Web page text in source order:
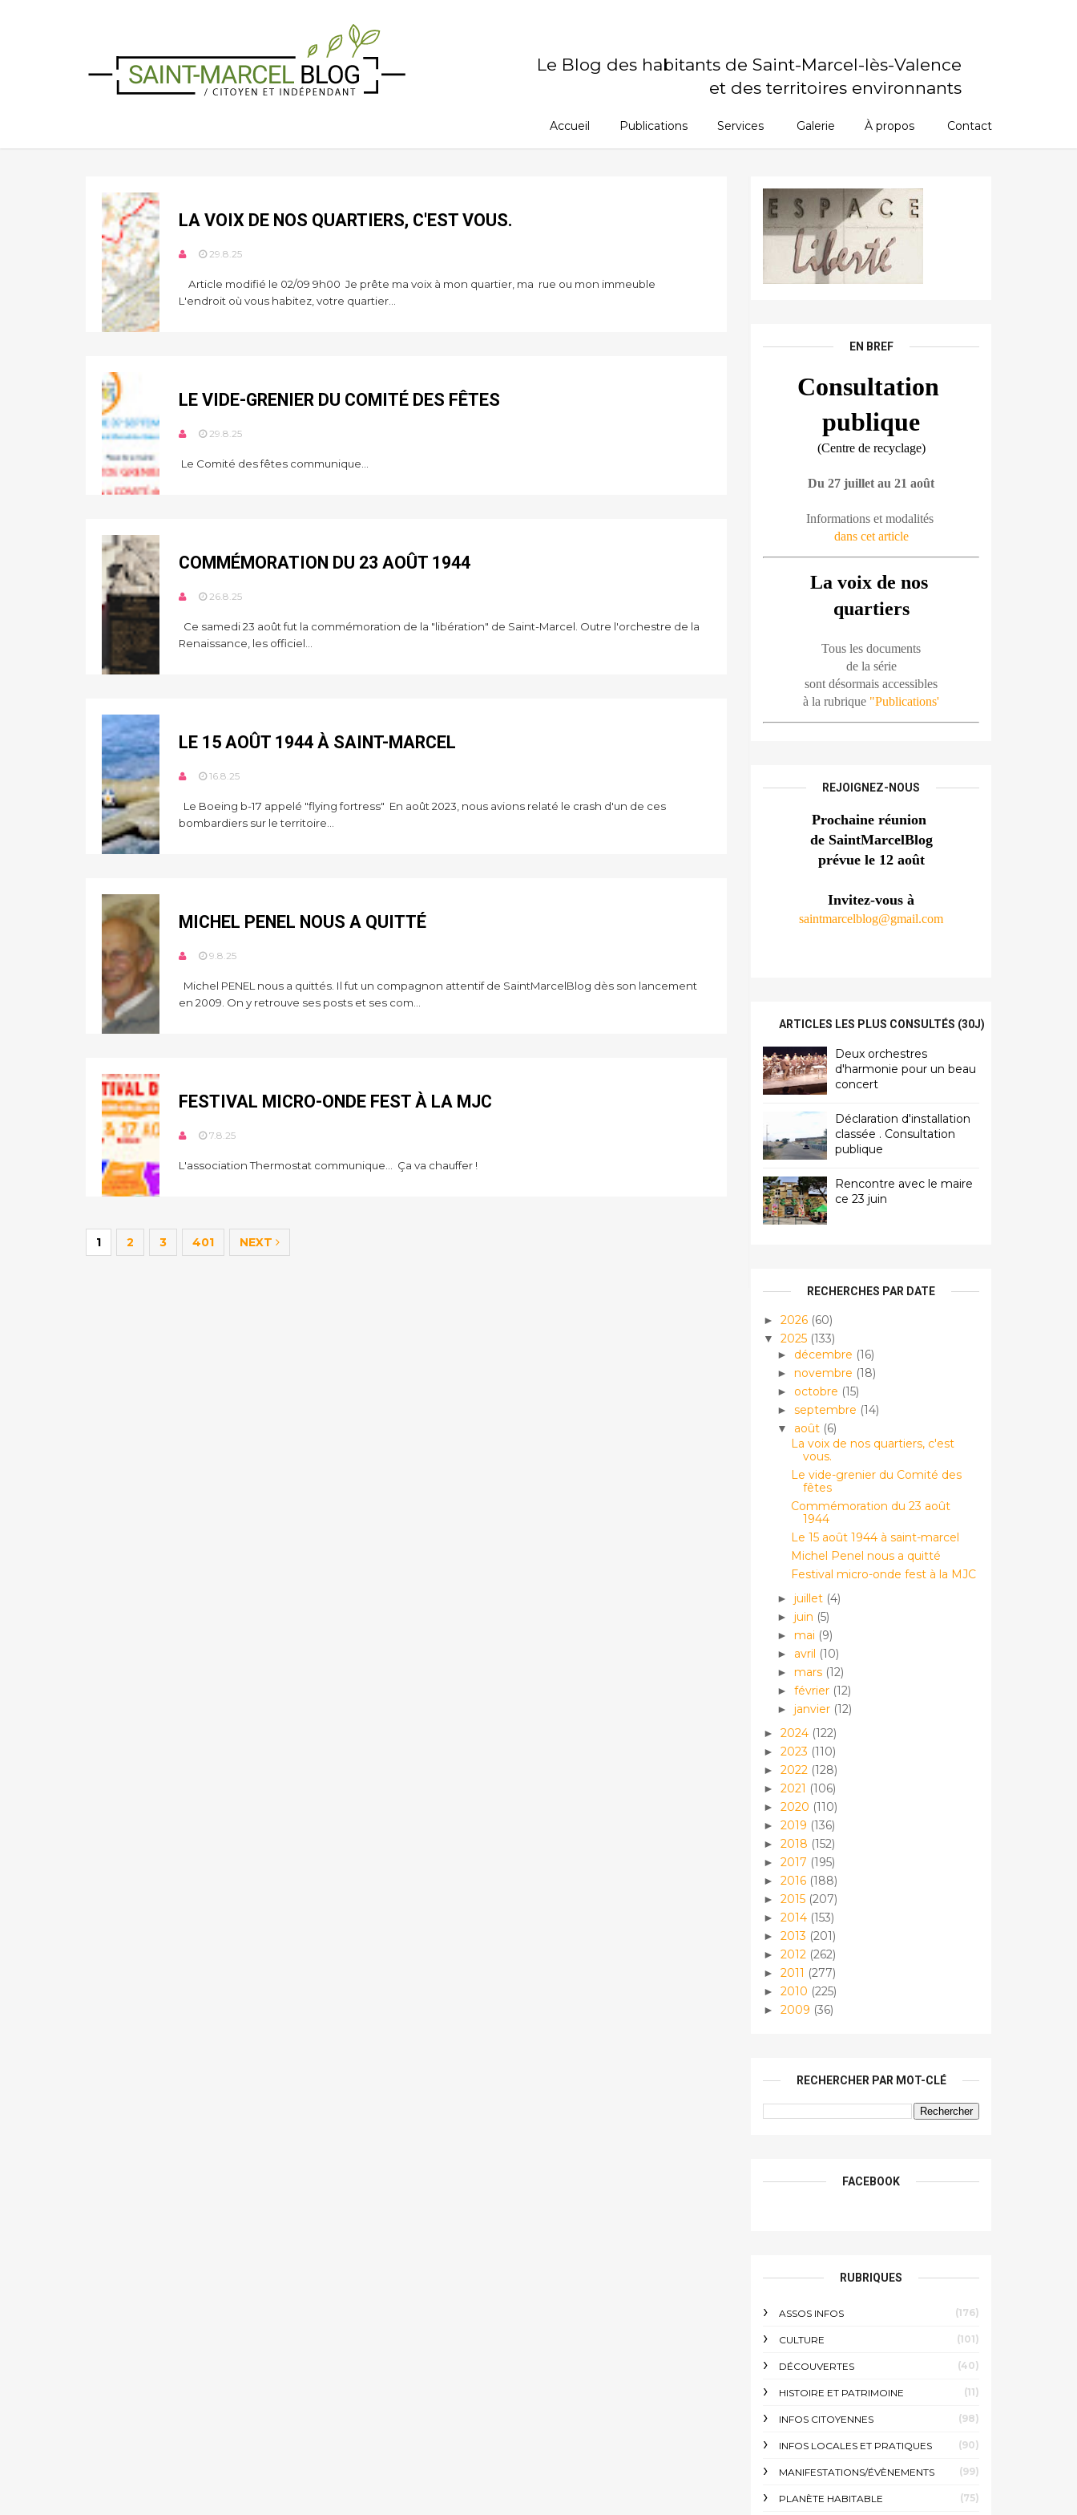
Le Blog des habitants de Saint-Marcel-lès-Valence
et des territoires environnants
Accueil Publications Services Galerie À propos Contact
LA VOIX DE NOS QUARTIERS, C'EST VOUS.
29.8.25
Article modifié le 02/09 9h00 Je prête ma voix à mon quartier, ma rue ou mon immeuble
L'endroit où vous habitez, votre quartier...
LE VIDE-GRENIER DU COMITÉ DES FÊTES
29.8.25
Le Comité des fêtes communique...
COMMÉMORATION DU 23 AOÛT 1944
26.8.25
Ce samedi 23 août fut la commémoration de la "libération" de Saint-Marcel. Outre l'orchestre de la
Renaissance, les officiel...
LE 15 AOÛT 1944 À SAINT-MARCEL
16.8.25
Le Boeing b-17 appelé "flying fortress" En août 2023, nous avions relaté le crash d'un de ces
bombardiers sur le territoire...
MICHEL PENEL NOUS A QUITTÉ
9.8.25
Michel PENEL nous a quittés. Il fut un compagnon attentif de SaintMarcelBlog dès son lancement
en 2009. On y retrouve ses posts et ses com...
FESTIVAL MICRO-ONDE FEST À LA MJC
7.8.25
L'association Thermostat communique... Ça va chauffer !
1 2 3 401 NEXT
EN BREF
Consultation
publique
(Centre de recyclage)
Du 27 juillet au 21 août
Informations et modalités
dans cet article
La voix de nos
quartiers
Tous les documents
de la série
sont désormais accessibles
à la rubrique "Publications'
REJOIGNEZ-NOUS
Prochaine réunion
de SaintMarcelBlog
prévue le 12 août
Invitez-vous à
saintmarcelblog@gmail.com
ARTICLES LES PLUS CONSULTÉS (30J)
Deux orchestres
d'harmonie pour un beau
concert
Déclaration d'installation
classée . Consultation
publique
Rencontre avec le maire
ce 23 juin
RECHERCHES PAR DATE
► 2026 (60)
▼ 2025 (133)
► décembre (16)
► novembre (18)
► octobre (15)
► septembre (14)
▼ août (6)
La voix de nos quartiers, c'est
vous.
Le vide-grenier du Comité des
fêtes
Commémoration du 23 août
1944
Le 15 août 1944 à saint-marcel
Michel Penel nous a quitté
Festival micro-onde fest à la MJC
► juillet (4)
► juin (5)
► mai (9)
► avril (10)
► mars (12)
► février (12)
► janvier (12)
► 2024 (122)
► 2023 (110)
► 2022 (128)
► 2021 (106)
► 2020 (110)
► 2019 (136)
► 2018 (152)
► 2017 (195)
► 2016 (188)
► 2015 (207)
► 2014 (153)
► 2013 (201)
► 2012 (262)
► 2011 (277)
► 2010 (225)
► 2009 (36)
RECHERCHER PAR MOT-CLÉ
FACEBOOK
RUBRIQUES
ASSOS INFOS (176)
CULTURE (101)
DÉCOUVERTES (40)
HISTOIRE ET PATRIMOINE (11)
INFOS CITOYENNES (98)
INFOS LOCALES ET PRATIQUES (90)
MANIFESTATIONS/ÉVÈNEMENTS (99)
PLANÈTE HABITABLE (75)